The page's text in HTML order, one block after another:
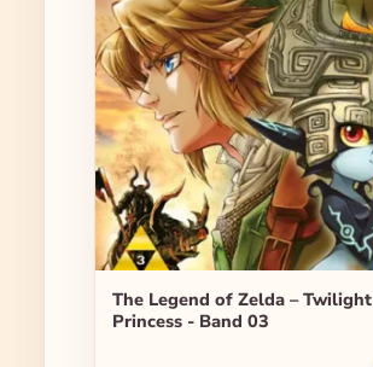
The Legend of Zelda – Twilight
Princess - Band 03